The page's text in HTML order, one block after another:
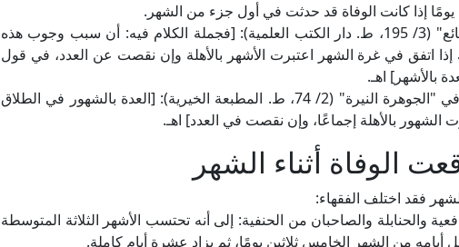
يومًا إذا كانت الوفاة قد حدثت في أول جزء من الشهر.
قال الإمام الكاساني في "بدائع الصنائع" (3/ 195، ط. دار الكتب العلمية): [فجملة الكلام فيه: أن سبب وجوب هذه
إذا اتفق في غرة الشهر اعتبرت الأشهر بالأهلة وإن نقصت عن العدد، في قول
بالأشهر] اهـ.
وقال العلامة أبو بكر الحداد الحنفي في "الجوهرة النيرة" (2/ 74، ط. المطبعة الخيرية): [العدة بالشهور في الطلاق
الشهور بالأهلة إجماعًا، وإن نقصت في العدد] اهـ.
الوفاة أثناء الشهر
فقد اختلف الفقهاء:
والحنابلة والصاحبان من الحنفية: إلى أنه تحتسب الأشهر الثلاثة المتوسطة
أيامه من الشهر الخامس ثلاثين يومًا، ثم يزاد عشرة أيام كاملة.